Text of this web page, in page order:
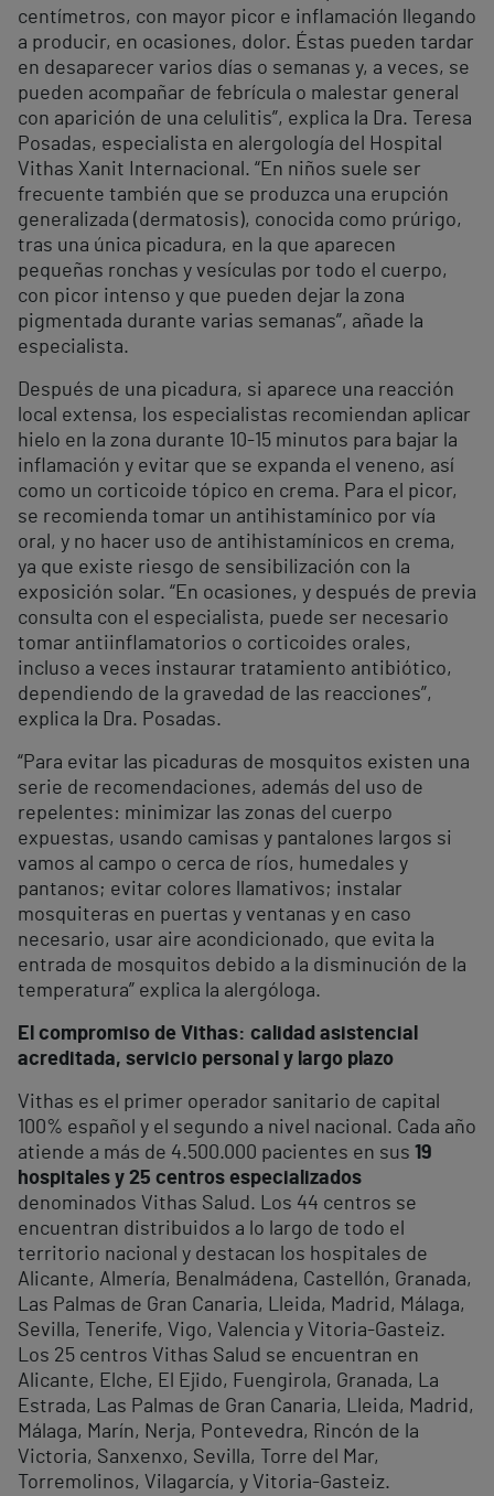
centímetros, con mayor picor e inflamación llegando
a producir, en ocasiones, dolor. Éstas pueden tardar
en desaparecer varios días o semanas y, a veces, se
pueden acompañar de febrícula o malestar general
con aparición de una celulitis”, explica la Dra. Teresa
Posadas, especialista en alergología del Hospital
Vithas Xanit Internacional. “En niños suele ser
frecuente también que se produzca una erupción
generalizada (dermatosis), conocida como prúrigo,
tras una única picadura, en la que aparecen
pequeñas ronchas y vesículas por todo el cuerpo,
con picor intenso y que pueden dejar la zona
pigmentada durante varias semanas”, añade la
especialista.
Después de una picadura, si aparece una reacción
local extensa, los especialistas recomiendan aplicar
hielo en la zona durante 10-15 minutos para bajar la
inflamación y evitar que se expanda el veneno, así
como un corticoide tópico en crema. Para el picor,
se recomienda tomar un antihistamínico por vía
oral, y no hacer uso de antihistamínicos en crema,
ya que existe riesgo de sensibilización con la
exposición solar. “En ocasiones, y después de previa
consulta con el especialista, puede ser necesario
tomar antiinflamatorios o corticoides orales,
incluso a veces instaurar tratamiento antibiótico,
dependiendo de la gravedad de las reacciones”,
explica la Dra. Posadas.
“Para evitar las picaduras de mosquitos existen una
serie de recomendaciones, además del uso de
repelentes: minimizar las zonas del cuerpo
expuestas, usando camisas y pantalones largos si
vamos al campo o cerca de ríos, humedales y
pantanos; evitar colores llamativos; instalar
mosquiteras en puertas y ventanas y en caso
necesario, usar aire acondicionado, que evita la
entrada de mosquitos debido a la disminución de la
temperatura” explica la alergóloga.
El compromiso de Vithas: calidad asistencial
acreditada, servicio personal y largo plazo
Vithas es el primer operador sanitario de capital
100% español y el segundo a nivel nacional. Cada año
atiende a más de 4.500.000 pacientes en sus 19
hospitales y 25 centros especializados
denominados Vithas Salud. Los 44 centros se
encuentran distribuidos a lo largo de todo el
territorio nacional y destacan los hospitales de
Alicante, Almería, Benalmádena, Castellón, Granada,
Las Palmas de Gran Canaria, Lleida, Madrid, Málaga,
Sevilla, Tenerife, Vigo, Valencia y Vitoria-Gasteiz.
Los 25 centros Vithas Salud se encuentran en
Alicante, Elche, El Ejido, Fuengirola, Granada, La
Estrada, Las Palmas de Gran Canaria, Lleida, Madrid,
Málaga, Marín, Nerja, Pontevedra, Rincón de la
Victoria, Sanxenxo, Sevilla, Torre del Mar,
Torremolinos, Vilagarcía, y Vitoria-Gasteiz.